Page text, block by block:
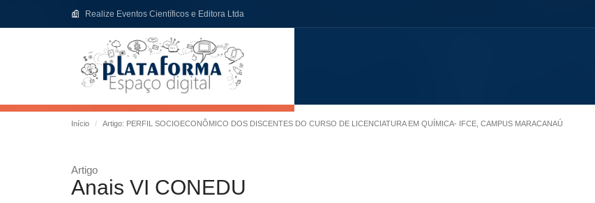
Realize Eventos Científicos e Editora Ltda
Início Artigo: PERFIL SOCIOECONÔMICO DOS DISCENTES DO CURSO DE LICENCIATURA EM QUÍMICA- IFCE, CAMPUS MARACANAÚ
Artigo
Anais VI CONEDU